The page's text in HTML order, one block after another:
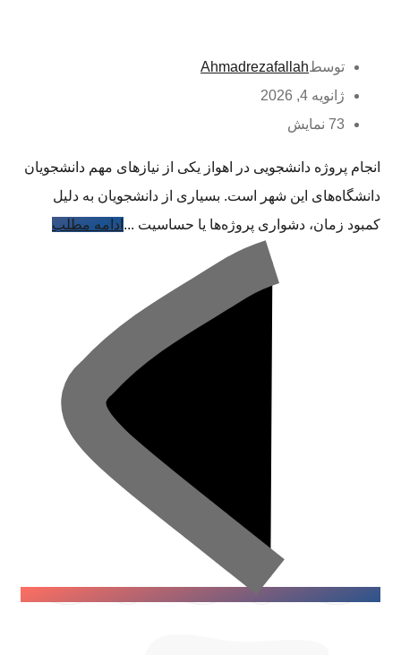
توسطAhmadrezafallah
ژانویه 4, 2026
73 نمایش
انجام پروژه دانشجویی در اهواز یکی از نیازهای مهم دانشجویان
دانشگاه‌های این شهر است. بسیاری از دانشجویان به دلیل
کمبود زمان، دشواری پروژه‌ها یا حساسیت ... ادامه مطلب